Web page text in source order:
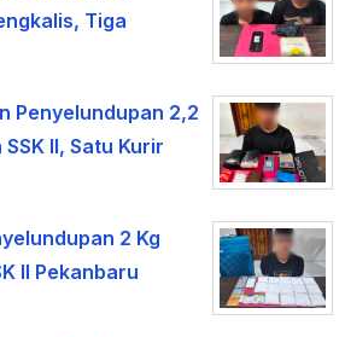
Tiga
Penyelundupan 2,2
II, Satu Kurir
2 Kg
II Pekanbaru